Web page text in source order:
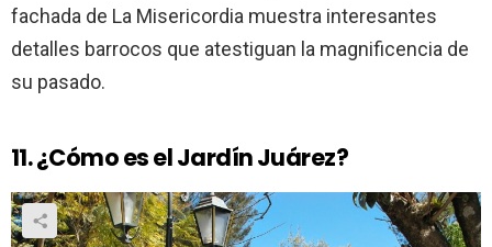
fachada de La Misericordia muestra interesantes
detalles barrocos que atestiguan la magnificencia de
su pasado.
11. ¿Cómo es el Jardín Juárez?